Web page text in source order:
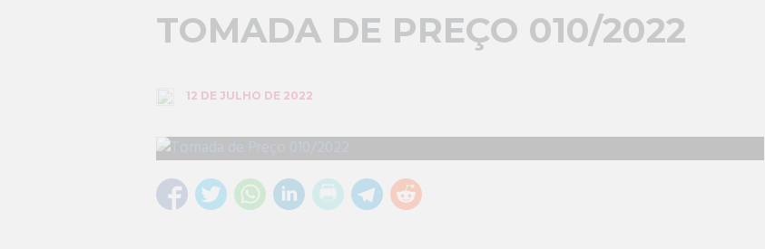
TOMADA DE PREÇO 010/2022
12 DE JULHO DE 2022